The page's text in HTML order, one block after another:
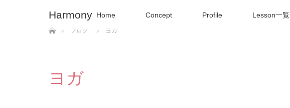
Harmony Home Concept Profile Lesson一覧
ホーム
ブログ
ヨガ
ヨガ